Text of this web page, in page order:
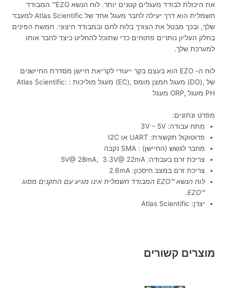
את היכולת לבודד מעגלים קטנים יותר. לוח הנשא EZO™ המבודד
חשמלית הוא דרך יעילה לחבר מעגל אחד של Atlas Scientific למעבד
שלך, ובכך מבטל את הצורך בלוח לחם ובמבודד חיצוני. חמשת הפינים
בחלק העליון נותרים פתוחים כדי שתוכל להחליט כיצד לחבר אותו
למערכת שלך.
לוח ה- EZO הוא בעצם בקר ייעודי לקריאת חיישן מסדרת החיישנים
של
Atlas Scientific: : מעגל מוליכות (EC), מעגל חמצן מומס (DO),
מעגל ORP, מעגל PH
מפרט ונתונים:
מתח עבודה: 3V – 5V
פרוטוקול תקשורת: UART או I2C
מחבר לגשש (החיישן) : SMA נקבה
צריכת זרם בעבודה: 5V@ 28mA, 3.3V@ 22mA
צריכת זרם במצב חיסכון: 2.6mA
לוח הנשא EZO™‎ המבודד חשמלית
אינו מגיע עם התקנים מסוג
EZO™‎.
יצרן: Atlas Scientific
מוצרים קשורים